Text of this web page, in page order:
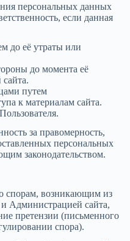
персональных данных
если данная
до её утраты или
до момента её
путем
к материалам сайта.
за правомерность,
персональных
законодательством.
спорам, возникающим из
Администрацией сайта,
претензии (письменного
спора).